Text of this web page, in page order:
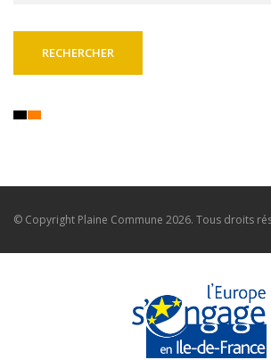
© Copyright Plaine Commune 2026. Tous droits